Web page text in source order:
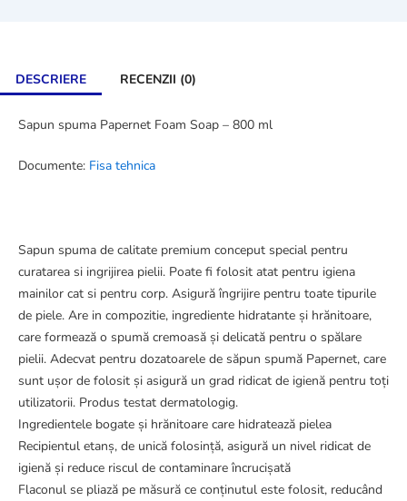
DESCRIERE RECENZII (0)
Sapun spuma Papernet Foam Soap – 800 ml
Documente: Fisa tehnica
Sapun spuma de calitate premium conceput special pentru
curatarea si ingrijirea pielii. Poate fi folosit atat pentru igiena
mainilor cat si pentru corp. Asigură îngrijire pentru toate tipurile
de piele. Are in compozitie, ingrediente hidratante și hrănitoare,
care formează o spumă cremoasă și delicată pentru o spălare
pielii. Adecvat pentru dozatoarele de săpun spumă Papernet, care
sunt ușor de folosit și asigură un grad ridicat de igienă pentru toți
utilizatorii. Produs testat dermatologig.
Ingredientele bogate și hrănitoare care hidratează pielea
Recipientul etanș, de unică folosință, asigură un nivel ridicat de
igienă și reduce riscul de contaminare încrucișată
Flaconul se pliază pe măsură ce conținutul este folosit, reducând